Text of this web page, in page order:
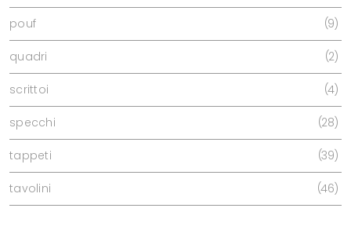
pouf 9
quadri 2
scrittoi 4
specchi 28
tappeti 39
tavolini 46